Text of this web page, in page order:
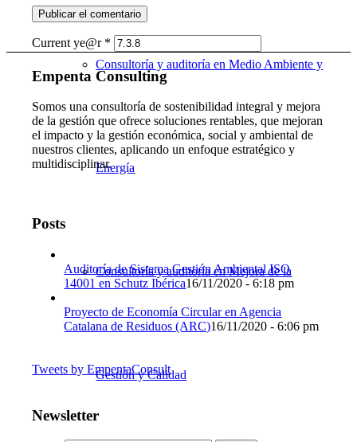
Consultoría y auditoría en Medio Ambiente y
Energía
Consultoría y auditoría en Mejora de la
Gestión y Calidad
Current ye@r *
Empenta Consulting
Somos una consultoría de sostenibilidad integral y mejora
de la gestión que ofrece soluciones rentables, que mejoran
el impacto y la gestión económica, social y ambiental de
nuestros clientes, aplicando un enfoque estratégico y
multidisciplinar.
Posts
Auditoría de Sistema Gestión Ambiental ISO
14001 en Schutz Ibérica16/11/2020 - 6:18 pm
Proyecto de Economía Circular en Agencia
Catalana de Residuos (ARC)16/11/2020 - 6:06 pm
Tweets by EmpentaConsult
Newsletter